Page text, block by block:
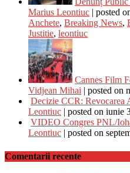
Marius Leontiuc
posted
Anchete, Breaking News,
Justitie, leontiuc
Cannes Film
Vidjean Mihai
posted on
Decizie CCR: Revocarea
Leontiuc
posted on iunie
VIDEO Congres PNL/
Leontiuc
posted on
Comentarii recente